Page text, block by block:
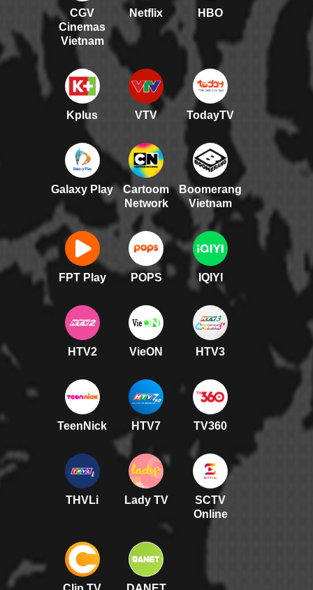
CGV
Cinemas
Vietnam
Netflix HBO
Kplus VTV TodayTV
Galaxy Play
Cartoom
Network
Boomerang
Vietnam
FPT Play POPS IQIYI
HTV2 VieON HTV3
TeenNick HTV7 TV360
THVLi Lady TV
SCTV
Online